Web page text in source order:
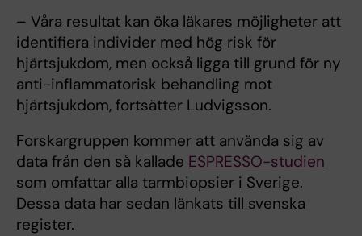
– Våra resultat kan öka läkares möjligheter att
identifiera individer med hög risk för
hjärtsjukdom, men också ligga till grund för ny
anti-inflammatorisk behandling mot
hjärtsjukdom, fortsätter Ludvigsson.
Forskargruppen kommer att använda sig av
data från den så kallade ESPRESSO-studien
som omfattar alla tarmbiopsier i Sverige.
Dessa data har sedan länkats till svenska
register.